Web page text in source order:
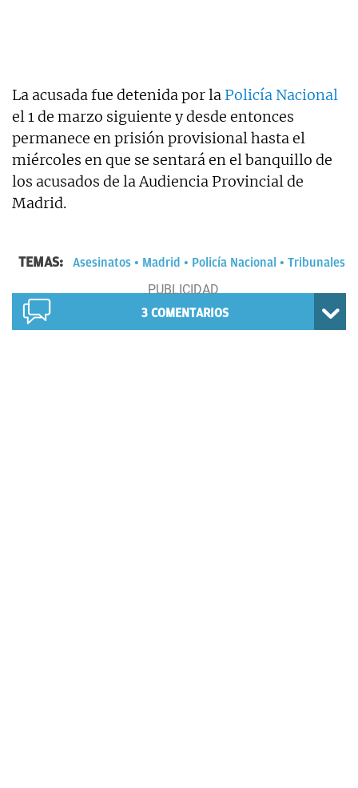
La acusada fue detenida por la Policía Nacional
el 1 de marzo siguiente y desde entonces
permanece en prisión provisional hasta el
miércoles en que se sentará en el banquillo de
los acusados de la Audiencia Provincial de
Madrid.
TEMAS: Asesinatos Madrid Policía Nacional Tribunales
3 COMENTARIOS